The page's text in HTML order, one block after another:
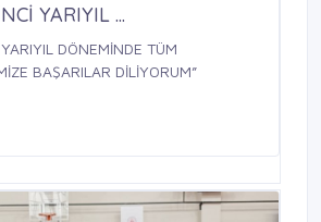
YARIYIL ...
DÖNEMİNDE TÜM
BAŞARILAR DİLİYORUM”